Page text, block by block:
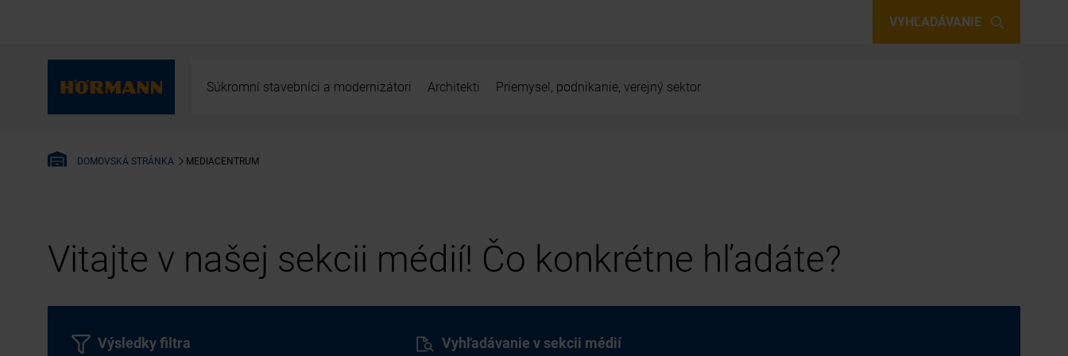
VYHĽADÁVANIE
Súkromní stavebníci a modernizátori Architekti Priemysel, podnikanie, verejný sektor
DOMOVSKÁ STRÁNKA MEDIACENTRUM
Vitajte v našej sekcii médií! Čo konkrétne hľadáte?
Vyhľadávanie v sekcii médií
Výsledky filtra